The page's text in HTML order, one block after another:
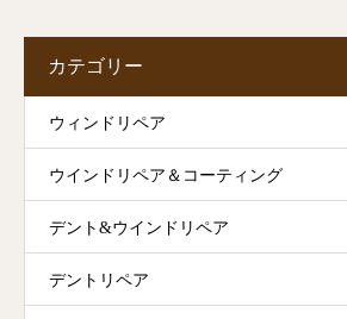
カテゴリー
ウィンドリペア
ウインドリペア＆コーティング
デント&ウインドリペア
デントリペア